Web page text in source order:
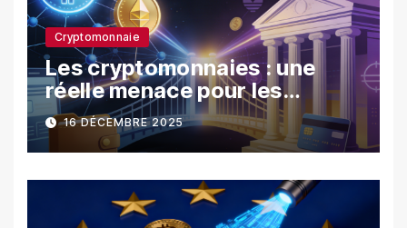
Cryptomonnaie
Les cryptomonnaies : une
réelle menace pour les
banques ?
16 DÉCEMBRE 2025